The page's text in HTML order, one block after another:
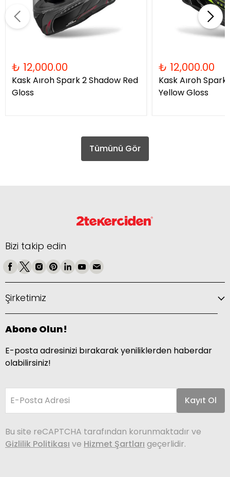
₺ 12,000.00
Kask Aıroh Spark 2 Shadow Red
Gloss
₺ 12,000.00
Kask Aıroh
Yellow Gloss
Tümünü Gör
Bizi takip edin
Şirketimiz
Abone Olun!
E-posta adresinizi bırakarak yeniliklerden haberdar
olabilirsiniz!
E-Posta Adresi Kayıt Ol
Bu site reCAPTCHA tarafından korunmaktadır ve
Gizlilik Politikası ve Hizmet Şartları geçerlidir.